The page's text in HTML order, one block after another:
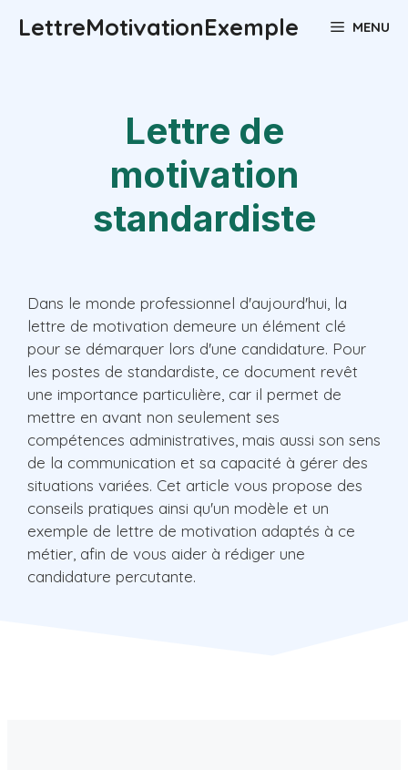
LettreMotivationExemple MENU
Lettre de
motivation
standardiste
Dans le monde professionnel d'aujourd'hui, la
lettre de motivation demeure un élément clé
pour se démarquer lors d'une candidature. Pour
les postes de standardiste, ce document revêt
une importance particulière, car il permet de
mettre en avant non seulement ses
compétences administratives, mais aussi son sens
de la communication et sa capacité à gérer des
situations variées. Cet article vous propose des
conseils pratiques ainsi qu'un modèle et un
exemple de lettre de motivation adaptés à ce
métier, afin de vous aider à rédiger une
candidature percutante.